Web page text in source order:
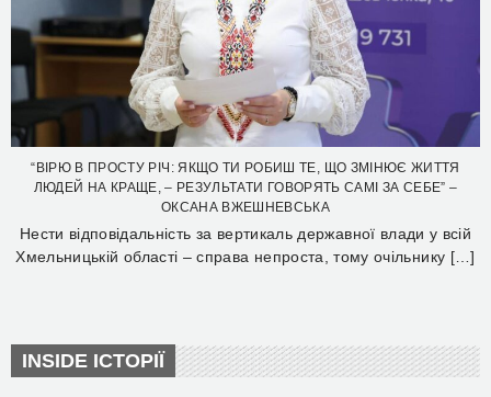
“ВІРЮ В ПРОСТУ РІЧ: ЯКЩО ТИ РОБИШ ТЕ, ЩО ЗМІНЮЄ ЖИТТЯ
ЛЮДЕЙ НА КРАЩЕ, – РЕЗУЛЬТАТИ ГОВОРЯТЬ САМІ ЗА СЕБЕ” –
ОКСАНА ВЖЕШНЕВСЬКА
Нести відповідальність за вертикаль державної влади у всій
Хмельницькій області – справа непроста, тому очільнику […]
INSIDE ІСТОРІЇ